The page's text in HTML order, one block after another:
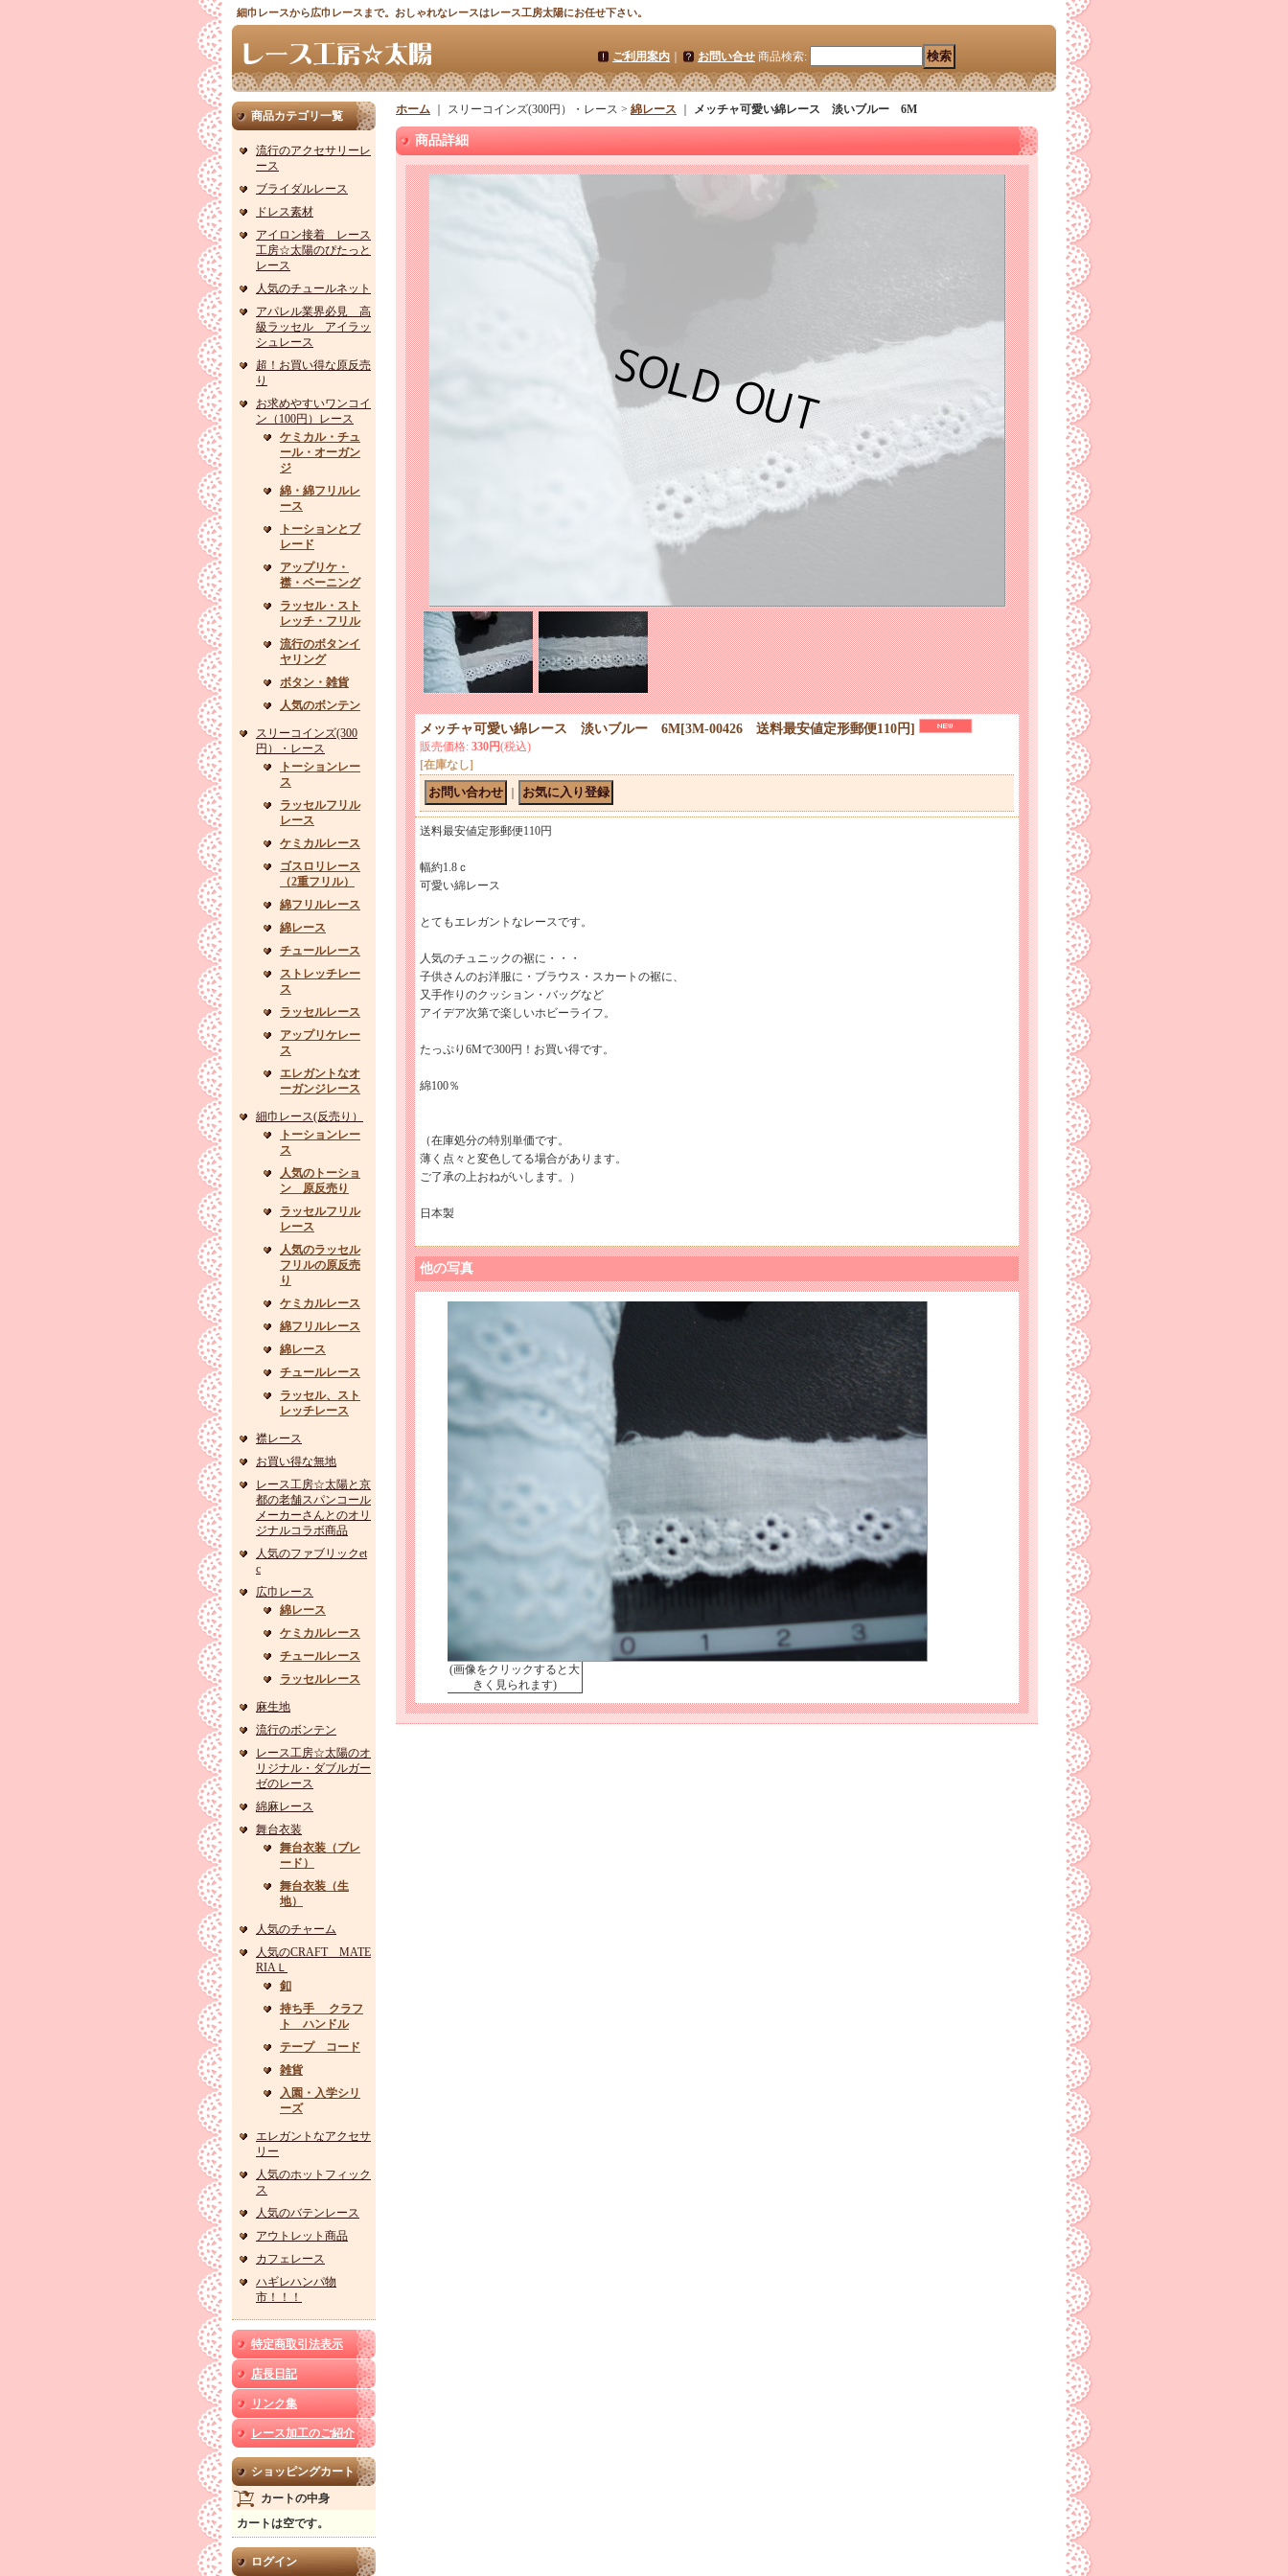
細巾レースから広巾レースまで。おしゃれなレースはレース工房太陽にお任せ下さい。
ご利用案内 お問い合せ 商品検索:
商品カテゴリ一覧
流行のアクセサリーレ
ース
ブライダルレース
ドレス素材
アイロン接着 レース
工房☆太陽のぴたっと
レース
人気のチュールネット
アパレル業界必見 高
級ラッセル アイラッ
シュレース
超！お買い得な原反売
り
お求めやすいワンコイ
ン（100円）レース
ケミカル・チュ
ール・オーガン
ジ
綿・綿フリルレ
ース
トーションとブ
レード
アップリケ・
襟・ベーニング
ラッセル・スト
レッチ・フリル
流行のボタンイ
ヤリング
ボタン・雑貨
人気のボンテン
スリーコインズ(300
円）・レース
トーションレー
ス
ラッセルフリル
レース
ケミカルレース
ゴスロリレース
（2重フリル）
綿フリルレース
綿レース
チュールレース
ストレッチレー
ス
ラッセルレース
アップリケレー
ス
エレガントなオ
ーガンジレース
細巾レース(反売り）
トーションレー
ス
人気のトーショ
ン 原反売り
ラッセルフリル
レース
人気のラッセル
フリルの原反売
り
ケミカルレース
綿フリルレース
綿レース
チュールレース
ラッセル、スト
レッチレース
襟レース
お買い得な無地
レース工房☆太陽と京
都の老舗スパンコール
メーカーさんとのオリ
ジナルコラボ商品
人気のファブリックet
c
広巾レース
綿レース
ケミカルレース
チュールレース
ラッセルレース
麻生地
流行のボンテン
レース工房☆太陽のオ
リジナル・ダブルガー
ゼのレース
綿麻レース
舞台衣装
舞台衣装（ブレ
ード）
舞台衣装（生
地）
人気のチャーム
人気のCRAFT MATE
RIAＬ
釦
持ち手 クラフ
ト ハンドル
テープ コード
雑貨
入園・入学シリ
ーズ
エレガントなアクセサ
リー
人気のホットフィック
ス
人気のバテンレース
アウトレット商品
カフェレース
ハギレハンパ物
市！！！
特定商取引法表示
店長日記
リンク集
レース加工のご紹介
ショッピングカート
カートの中身
カートは空です。
ログイン
ホーム ｜ スリーコインズ(300円）・レース > 綿レース メッチャ可愛い綿レース 淡いブルー 6M
商品詳細
メッチャ可愛い綿レース 淡いブルー 6M[3M-00426 送料最安値定形郵便110円]
販売価格: 330円(税込)
[在庫なし]
送料最安値定形郵便110円
幅約1.8ｃ
可愛い綿レース
とてもエレガントなレースです。
人気のチュニックの裾に・・・
子供さんのお洋服に・ブラウス・スカートの裾に、
又手作りのクッション・バッグなど
アイデア次第で楽しいホビーライフ。
たっぷり6Mで300円！お買い得です。
綿100％
（在庫処分の特別単価です。
薄く点々と変色してる場合があります。
ご了承の上おねがいします。）
日本製
他の写真
(画像をクリックすると大
きく見られます)